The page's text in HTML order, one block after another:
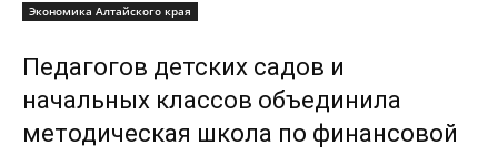
Экономика Алтайского края
Педагогов детских садов и
начальных классов объединила
методическая школа по финансовой